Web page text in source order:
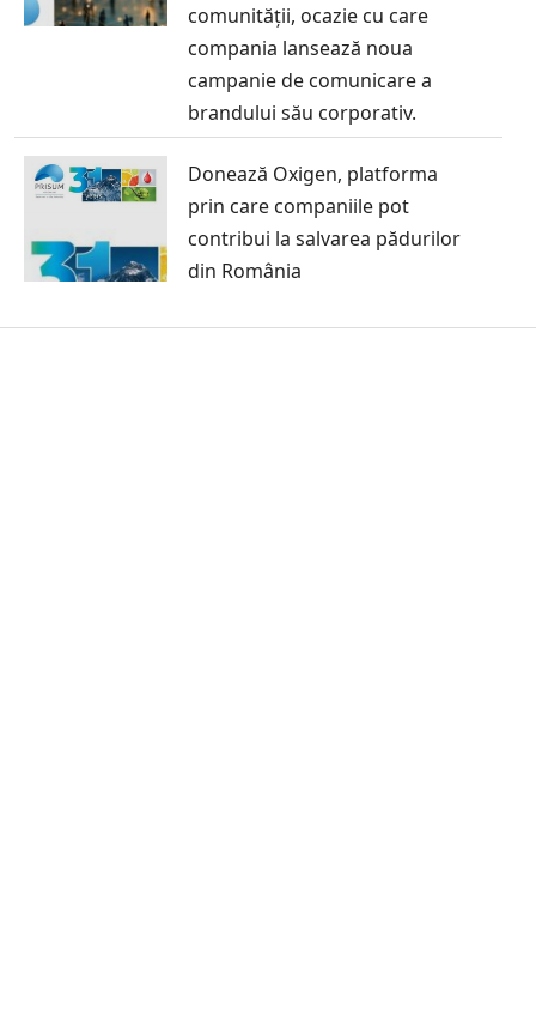
comunității, ocazie cu care
compania lansează noua
campanie de comunicare a
brandului său corporativ.
Donează Oxigen, platforma
prin care companiile pot
contribui la salvarea pădurilor
din România